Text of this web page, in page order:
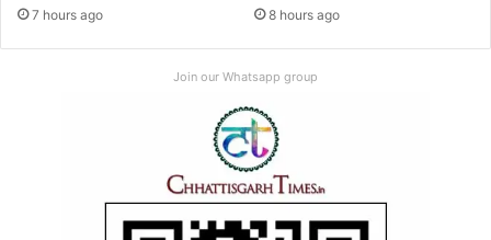
7 hours ago 8 hours ago
Join our Whatsapp group